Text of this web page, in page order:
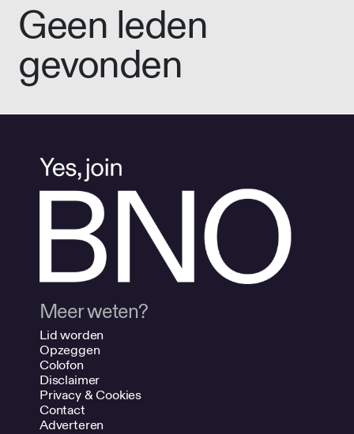
Geen leden
gevonden
Meer weten?
Lid worden
Opzeggen
Colofon
Disclaimer
Privacy & Cookies
Contact
Adverteren